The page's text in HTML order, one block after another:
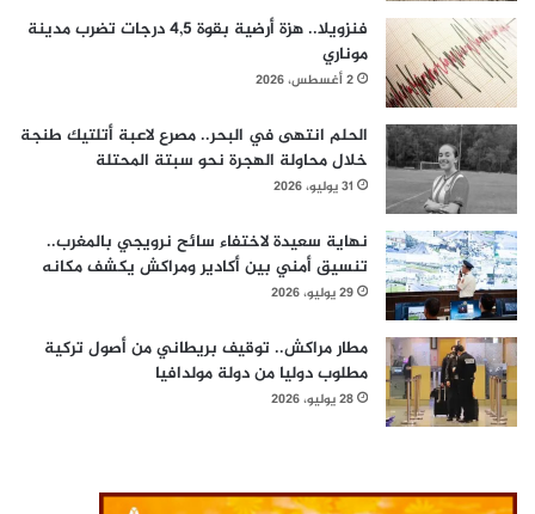
فنزويلا.. هزة أرضية بقوة 4,5 درجات تضرب مدينة
موناري
2 أغسطس، 2026
الحلم انتهى في البحر.. مصرع لاعبة أتلتيك طنجة
خلال محاولة الهجرة نحو سبتة المحتلة
31 يوليو، 2026
نهاية سعيدة لاختفاء سائح نرويجي بالمغرب..
تنسيق أمني بين أكادير ومراكش يكشف مكانه
29 يوليو، 2026
مطار مراكش.. توقيف بريطاني من أصول تركية
مطلوب دوليا من دولة مولدافيا
28 يوليو، 2026